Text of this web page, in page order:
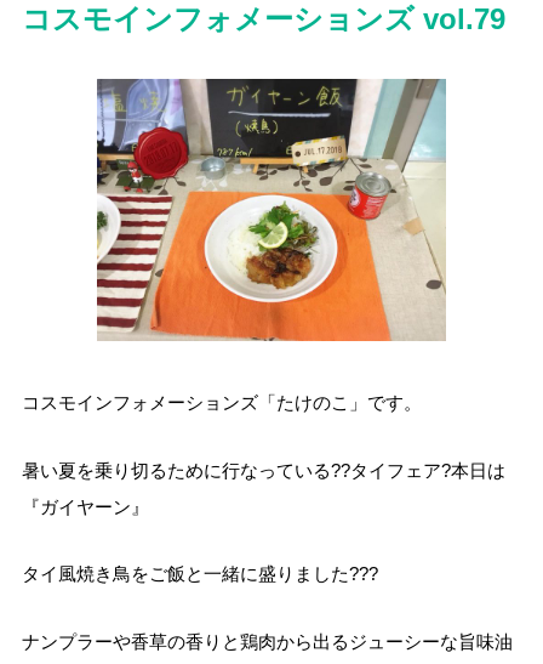
コスモインフォメーションズ vol.79
コスモインフォメーションズ「たけのこ」です。
暑い夏を乗り切るために行なっている??タイフェア?本日は
『ガイヤーン』
タイ風焼き鳥をご飯と一緒に盛りました???
ナンプラーや香草の香りと鶏肉から出るジューシーな旨味油